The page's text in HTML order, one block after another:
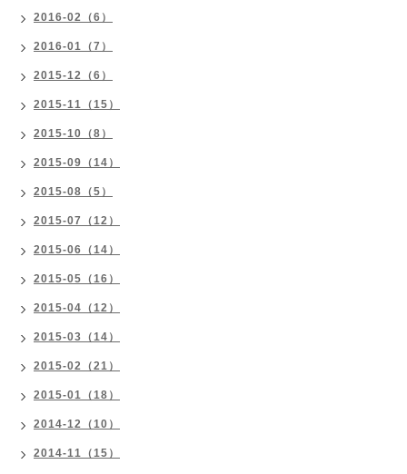
2016-02（6）
2016-01（7）
2015-12（6）
2015-11（15）
2015-10（8）
2015-09（14）
2015-08（5）
2015-07（12）
2015-06（14）
2015-05（16）
2015-04（12）
2015-03（14）
2015-02（21）
2015-01（18）
2014-12（10）
2014-11（15）